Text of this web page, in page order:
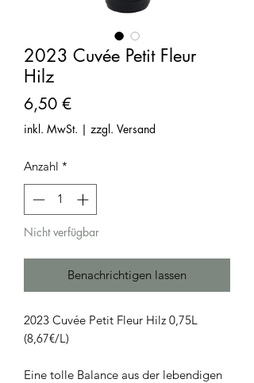
2023 Cuvée Petit Fleur
Hilz
6,50 €Preis
inkl. MwSt. | zzgl. Versand
Anzahl *
Nicht verfügbar
Benachrichtigen lassen
2023 Cuvée Petit Fleur Hilz 0,75L
(8,67€/L)
Eine tolle Balance aus der lebendigen